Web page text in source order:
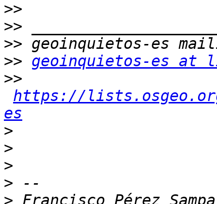
>>
>>
>>
>> geoinquietos-es at
>>
https://
es
>
>
>
>
>